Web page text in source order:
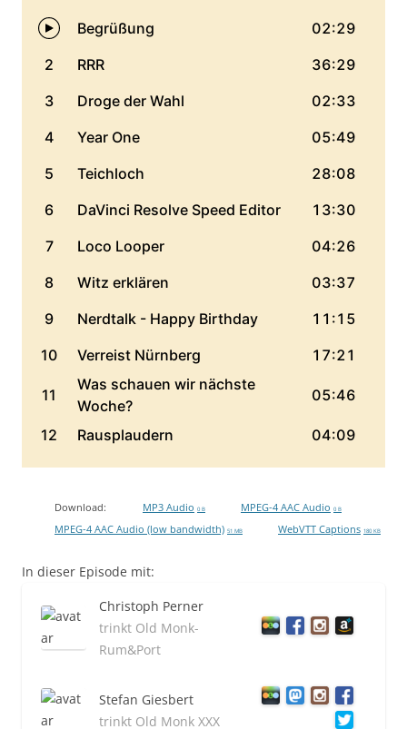
Download: MP3 Audio 0 B MPEG-4 AAC Audio 0 B
MPEG-4 AAC Audio (low bandwidth) 51 MB WebVTT Captions 180 KB
In dieser Episode mit:
Christoph Perner
trinkt Old Monk-
Rum&Port
Stefan Giesbert
trinkt Old Monk XXX